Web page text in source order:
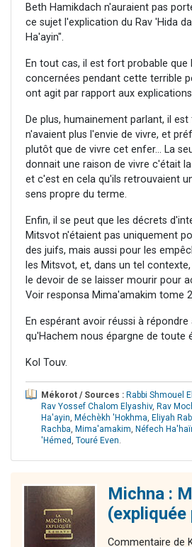
Beth Hamikdach n'auraient pas
ce sujet l'explication du Rav 'Hida
Ha'ayin".
En tout cas, il est fort probable que
concernées pendant cette terrible
ont agit par rapport aux
De plus, humainement parlant, il est
n'avaient plus l'envie de vivre, et
plutôt que de vivre cet enfer... La
donnait une raison de vivre c'était
et c'est en cela qu'ils retrouvaient
sens propre du terme.
Enfin, il se peut que les décrets
Mitsvot n'étaient pas uniquement
des juifs, mais aussi pour les
les Mitsvot, et, dans un tel
le devoir de se laisser mourir pour
Voir responsa Mima'amakim tome
En espérant avoir réussi à
qu'Hachem nous épargne de toute
Kol Touv.
Mékorot / Sources : Rabbi Shmouel
Rav Yossef Chalom Elyashiv, Rav
Ha'ayin, Méchèkh 'Hokhma, Eliyah
Rachba, Mima'amakim, Néfech
'Hémed, Touré Even.
Michna :
Commentaire de